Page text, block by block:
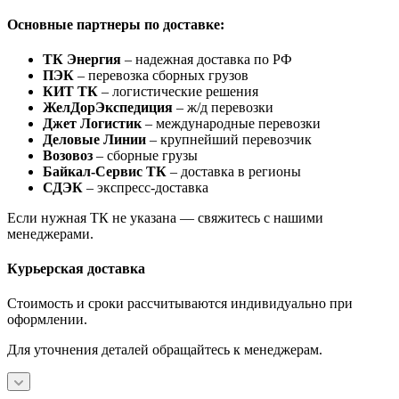
Основные партнеры по доставке:
ТК Энергия – надежная доставка по РФ
ПЭК – перевозка сборных грузов
КИТ ТК – логистические решения
ЖелДорЭкспедиция – ж/д перевозки
Джет Логистик – международные перевозки
Деловые Линии – крупнейший перевозчик
Возовоз – сборные грузы
Байкал-Сервис ТК – доставка в регионы
СДЭК – экспресс-доставка
Если нужная ТК не указана — свяжитесь с нашими
менеджерами.
Курьерская доставка
Стоимость и сроки рассчитываются индивидуально при
оформлении.
Для уточнения деталей обращайтесь к менеджерам.